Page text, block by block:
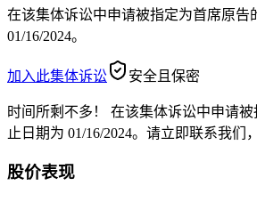
在该集体诉讼中申请被指定为首席原告
01/16/2024。
加入此集体诉讼 安全且保密
时间所剩不多！
在该集体诉讼中申请
止日期为 01/16/2024。请立即联系我们
股价表现